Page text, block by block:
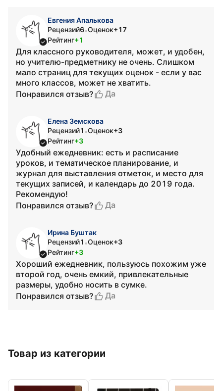
Евгения Апалькова
Рецензий6•Оценок+17
Рейтинг+1
Для классного руководителя, может, и удобен,
но учителю-предметнику не очень. Слишком
мало страниц для текущих оценок - если у вас
много классов, может не хватить.
Понравился отзыв?
Да
Елена Земскова
Рецензий1 •Оценок+3
Рейтинг+3
Удобный ежедневник: есть и расписание
уроков, и тематическое планирование, и
журнал для выставления отметок, и место для
текущих записей, и календарь до 2019 года.
Рекомендую!
Понравился отзыв?
Да
Ирина Буштак
Рецензий1 •Оценок+3
Рейтинг+3
Хороший ежедневник, пользуюсь похожим уже
второй год, очень емкий, привлекательные
размеры, удобно носить в сумке.
Понравился отзыв?
Да
Товар из категории